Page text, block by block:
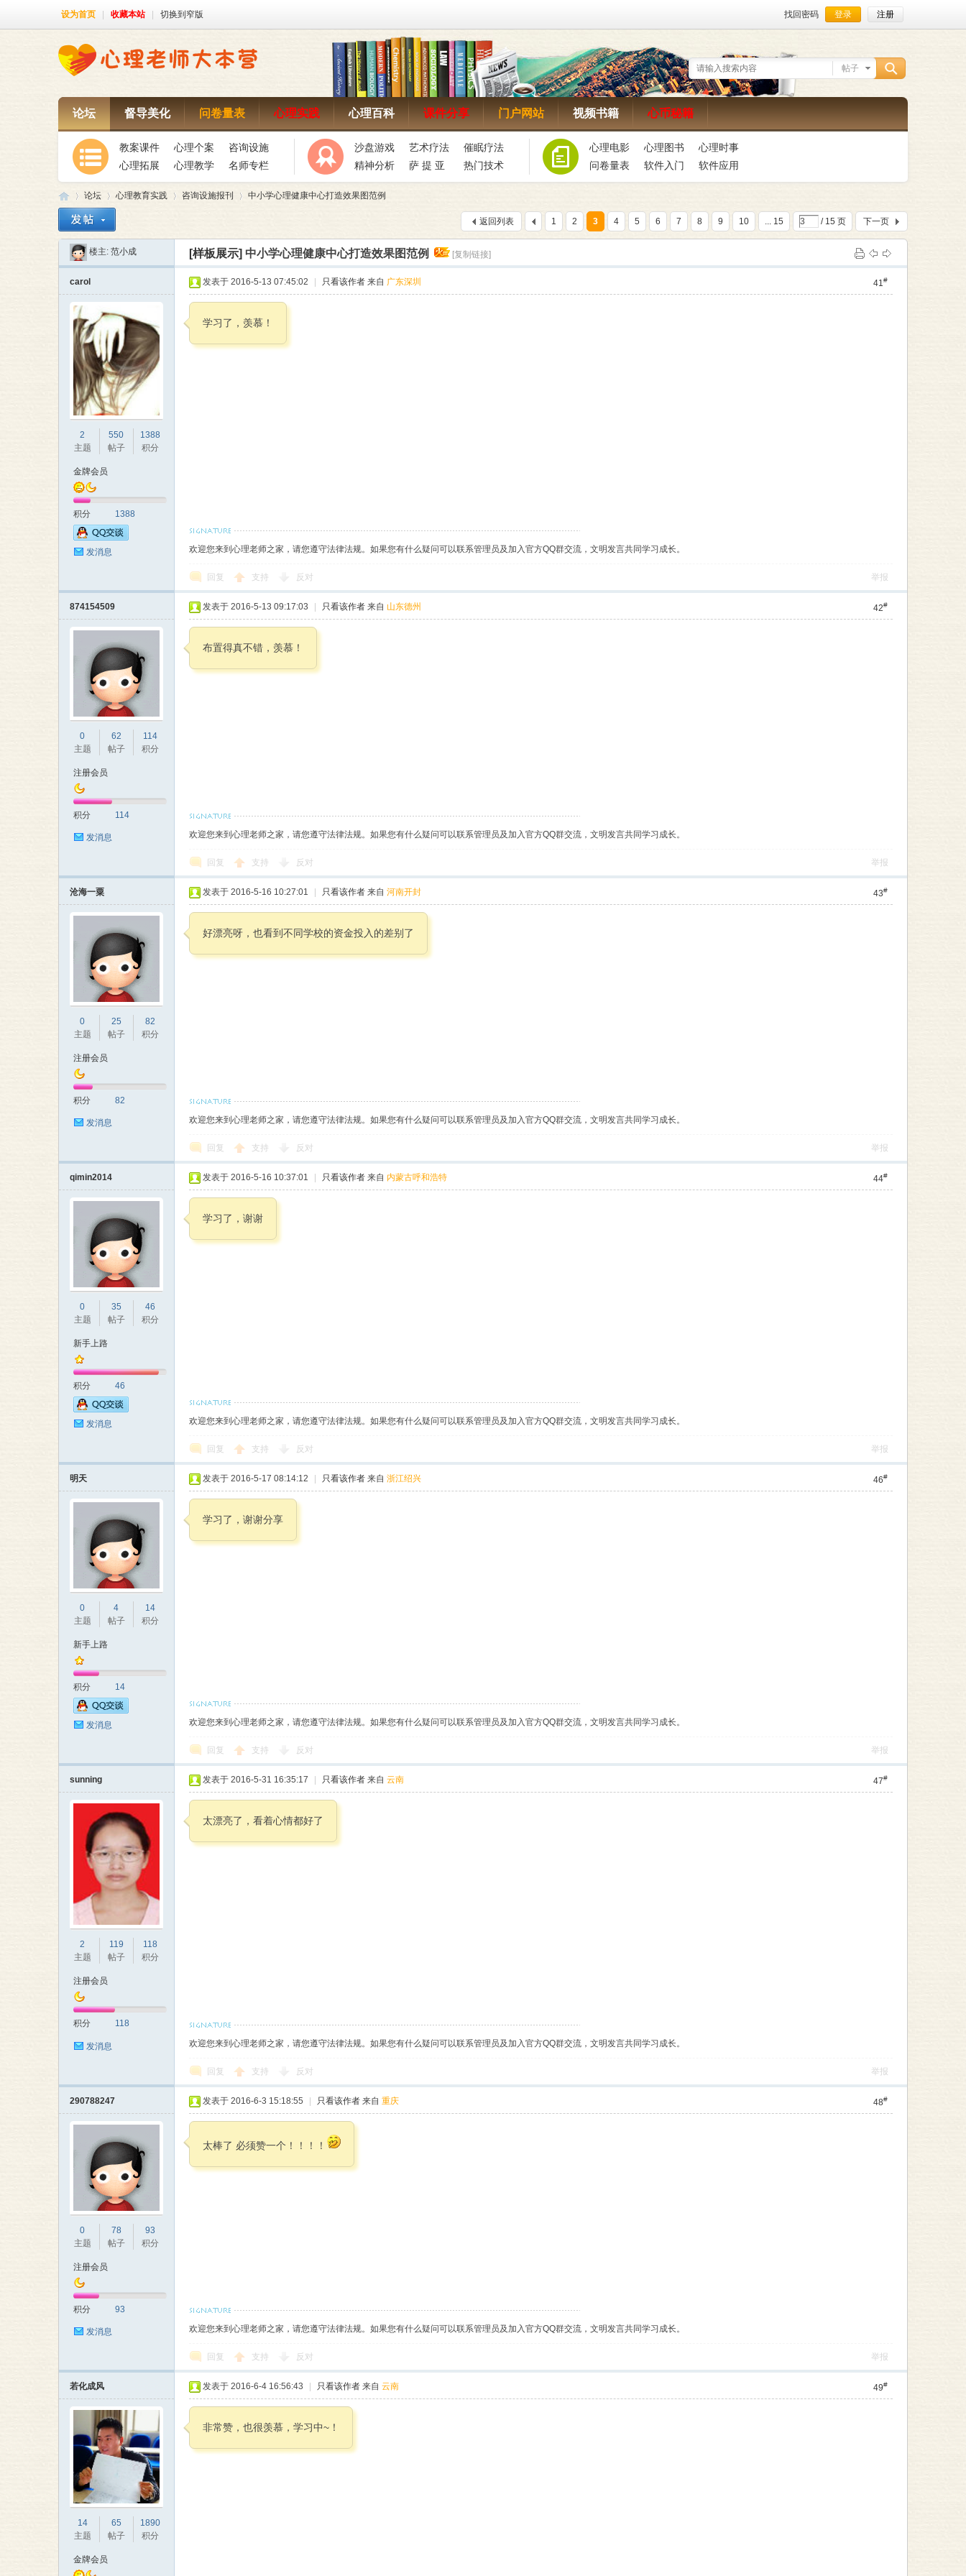
设为首页 收藏本站 切换到窄版 找回密码 登录 注册
帖子
论坛 督导美化 问卷量表 心理实践 心理百科 课件分享 门户网站 视频书籍 心币秘籍
教案课件 心理个案
咨询设施
心理拓展
心理教学 名师专栏
沙盘游戏 艺术疗法
催眠疗法
精神分析
萨 提 亚 热门技术
心理电影 心理图书
心理时事
问卷量表
软件入门 软件应用
»
论坛
›
心理教育实践 咨询设施报刊
›
中小学心理健康中心打造效果图范例
1 2 3 4 5 6 7 8 9 10 ... 15 / 15 页 下一页
返回列表
楼主: 范小成 [样板展示] 中小学心理健康中心打造效果图范例 [复制链接]
carol
2
主题
550
帖子
1388
积分
金牌会员
积分 1388
发消息
41#
发表于 2016-5-13 07:45:02 只看该作者来自 广东深圳
学习了，羡慕！
欢迎您来到心理老师之家，请您遵守法律法规。如果您有什么疑问可以联系管理员及加入官方QQ群交流，文明发言共同学习成长。
回复 支持 反对 举报
874154509
0
主题
62
帖子
114
积分
注册会员
积分 114
发消息
42#
发表于 2016-5-13 09:17:03 只看该作者来自 山东德州
布置得真不错，羡慕！
欢迎您来到心理老师之家，请您遵守法律法规。如果您有什么疑问可以联系管理员及加入官方QQ群交流，文明发言共同学习成长。
回复 支持 反对 举报
沧海一粟
0
主题
25
帖子
82
积分
注册会员
积分 82
发消息
43#
发表于 2016-5-16 10:27:01 只看该作者来自 河南开封
好漂亮呀，也看到不同学校的资金投入的差别了
欢迎您来到心理老师之家，请您遵守法律法规。如果您有什么疑问可以联系管理员及加入官方QQ群交流，文明发言共同学习成长。
回复 支持 反对 举报
qimin2014
0
主题
35
帖子
46
积分
新手上路
积分 46
发消息
44#
发表于 2016-5-16 10:37:01 只看该作者来自 内蒙古呼和浩特
学习了，谢谢
欢迎您来到心理老师之家，请您遵守法律法规。如果您有什么疑问可以联系管理员及加入官方QQ群交流，文明发言共同学习成长。
回复 支持 反对 举报
明天
0
主题
4
帖子
14
积分
新手上路
积分 14
发消息
46#
发表于 2016-5-17 08:14:12 只看该作者来自 浙江绍兴
学习了，谢谢分享
欢迎您来到心理老师之家，请您遵守法律法规。如果您有什么疑问可以联系管理员及加入官方QQ群交流，文明发言共同学习成长。
回复 支持 反对 举报
sunning
2
主题
119
帖子
118
积分
注册会员
积分 118
发消息
47#
发表于 2016-5-31 16:35:17 只看该作者来自 云南
太漂亮了，看着心情都好了
欢迎您来到心理老师之家，请您遵守法律法规。如果您有什么疑问可以联系管理员及加入官方QQ群交流，文明发言共同学习成长。
回复 支持 反对 举报
290788247
0
主题
78
帖子
93
积分
注册会员
积分 93
发消息
48#
发表于 2016-6-3 15:18:55 只看该作者来自 重庆
太棒了 必须赞一个！！！！
欢迎您来到心理老师之家，请您遵守法律法规。如果您有什么疑问可以联系管理员及加入官方QQ群交流，文明发言共同学习成长。
回复 支持 反对 举报
若化成风
14
主题
65
帖子
1890
积分
金牌会员
49#
发表于 2016-6-4 16:56:43 只看该作者来自 云南
非常赞，也很羡慕，学习中~！